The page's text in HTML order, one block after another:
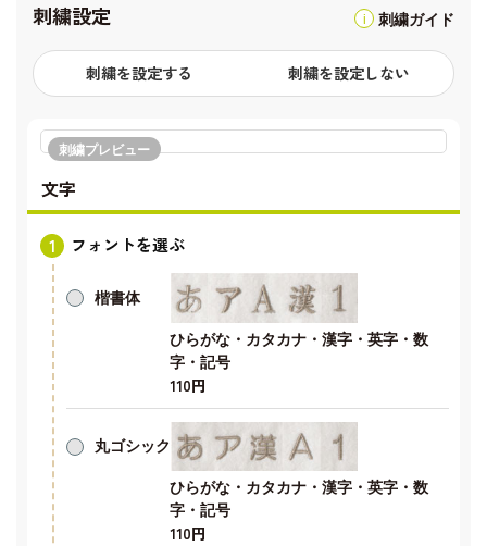
刺繍設定 刺繍ガイド
刺繍を設定する 刺繍を設定しない
刺繍プレビュー
文字
フォントを選ぶ
楷書体
ひらがな・カタカナ・漢字・英字・数
字・記号
110円
丸ゴシック
ひらがな・カタカナ・漢字・英字・数
字・記号
110円